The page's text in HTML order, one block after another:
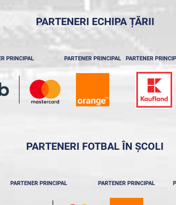
PARTENERI ECHIPA ȚĂRII
PRINCIPAL PARTENER PRINCIPAL PARTENER
PARTENERI FOTBAL ÎN ȘCOLI
PARTENER PRINCIPAL PARTENER PRINCIPAL